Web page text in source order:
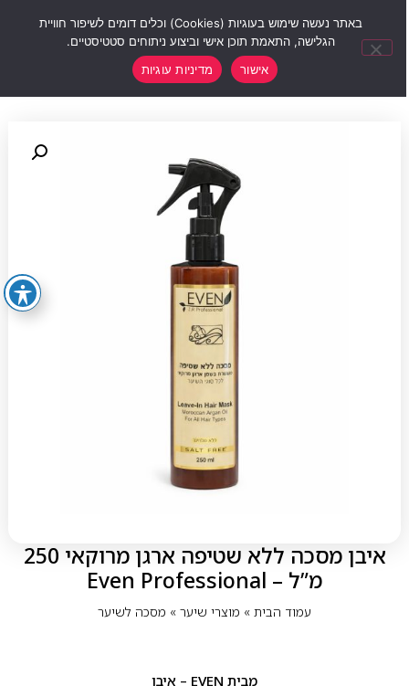
איבן מסכה ללא שטיפה ארגן מרוקאי 250
מ”ל – Even Professional
עמוד הבית» מוצרי שיער» מסכה לשיער
מבית EVEN – איבן
באתר נעשה שימוש בעוגיות (Cookies) וכלים דומים לשיפור חוויית
הגלישה, התאמת תוכן אישי וביצוע ניתוחים סטטיסטיים.
אישור
מדיניות עוגיות